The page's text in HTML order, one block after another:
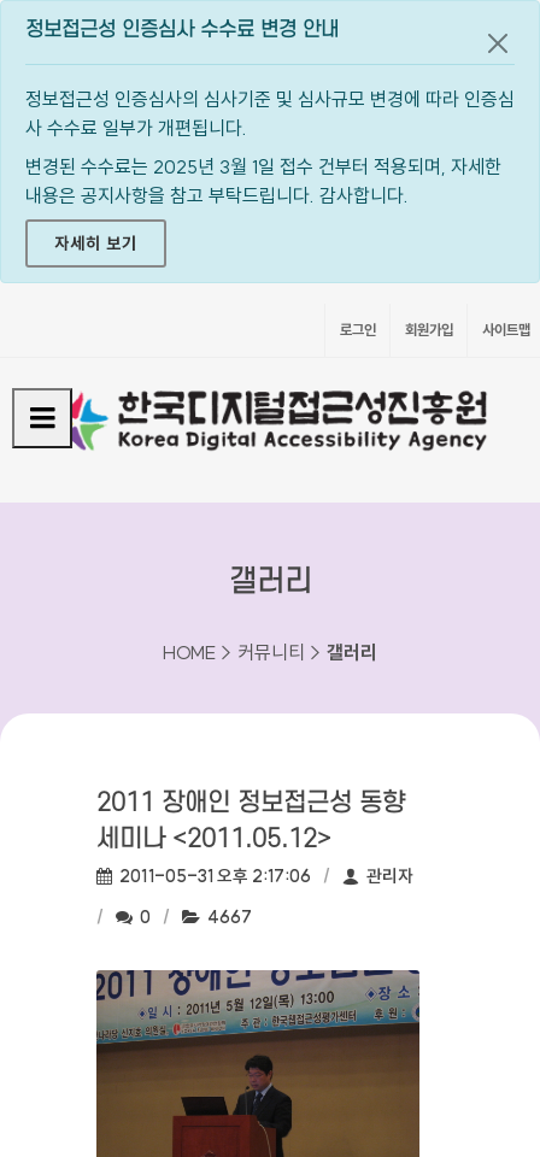
정보접근성 인증심사 수수료 변경 안내
정보접근성 인증심사의 심사기준 및 심사규모 변경에 따라 인증심
사 수수료 일부가 개편됩니다.
변경된 수수료는 2025년 3월 1일 접수 건부터 적용되며, 자세한
내용은 공지사항을 참고 부탁드립니다. 감사합니다.
자세히 보기
공지
로그인 회원가입 사이트맵
갤러리
HOME > 커뮤니티 > 갤러리
2011 장애인 정보접근성 동향
세미나 <2011.05.12>
작성일:
2011-05-31 오후 2:17:06 작성자:
관리자
댓글수:
0 조회수:
4667